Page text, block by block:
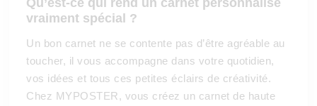
Qu’est-ce qui rend un carnet personnalisé
vraiment spécial ?
Un bon carnet ne se contente pas d’être agréable au
toucher, il vous accompagne dans votre quotidien,
vos idées et tous ces petites éclairs de créativité.
Chez MYPOSTER, vous créez un carnet de haute